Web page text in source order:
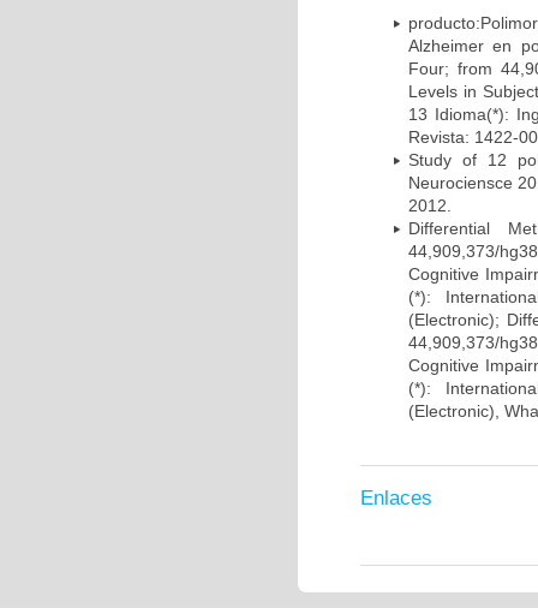
Alzheimer en
Four; from
Levels in
13 Idioma(*):
Revista: 1422-
Study of 12
Neurociensce
2012.
Differential
44,909,373/
Cognitive
(*):
(Electronic);
44,909,373/
Cognitive
(*):
(Electronic),
Enlaces